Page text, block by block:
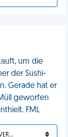
um die
der Sushi-
Gerade hat er
geworfen
FML
DU HAST ES VERDIENT 0